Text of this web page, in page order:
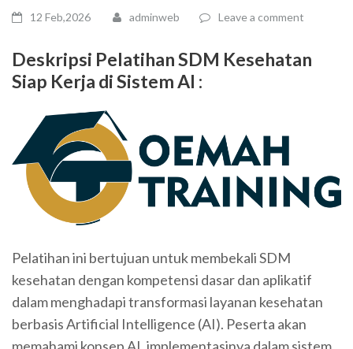
12 Feb,2026 adminweb Leave a comment
Deskripsi PelatihanSDM Kesehatan
Siap Kerja di Sistem AI :
Pelatihan ini bertujuan untuk membekali SDM
kesehatan dengan kompetensi dasar dan aplikatif
dalam menghadapi transformasi layanan kesehatan
berbasis Artificial Intelligence (AI). Peserta akan